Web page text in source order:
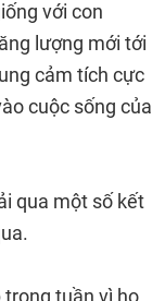
với con
lượng mới tới
cảm tích cực
cuộc sống của
qua một số kết
tuần vì họ